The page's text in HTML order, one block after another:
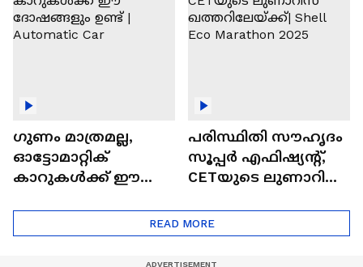
ഗുണം മാത്രമല്ല,
ഓട്ടോമാറ്റിക്
കാറുകൾക്ക് ഈ
പരിസ്ഥിതി സൗഹൃദം
സൂപ്പർ എഫിഷ്യന്റ്,
CETയുടെ ലുണാറിസ്
Eco Marathon 2025
READ MORE